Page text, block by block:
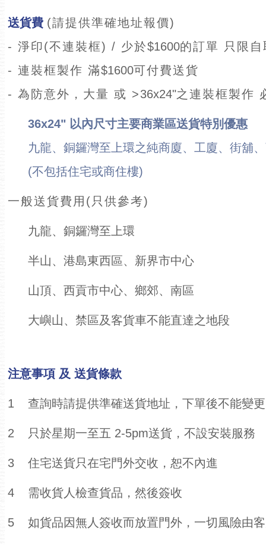
送貨費 (請提供準確地址報價)
- 淨印(不連裝框) / 少於$1600的訂單 只限自
- 連裝框製作 滿$1600可付費送貨
- 為防意外，大量 或 >36x24"之連裝框製作
36x24" 以內尺寸主要商業區送貨特別優惠
九龍、銅鑼灣至上環之純商廈、工廈、街舖
(不包括住宅或商住樓)
一般送貨費用(只供參考)
九龍、銅鑼灣至上環
半山、港島東西區、新界市中心
山頂、西貢市中心、鄉郊、南區
大嶼山、禁區及客貨車不能直達之地段
注意事項 及 送貨條款
1 查詢時請提供準確送貨地址，下單後不能變更
2 只於星期一至五 2-5pm送貨，不設安裝服務
3 住宅送貨只在宅門外交收，恕不內進
4 需收貨人檢查貨品，然後簽收
5 如貨品因無人簽收而放置門外，一切風險由